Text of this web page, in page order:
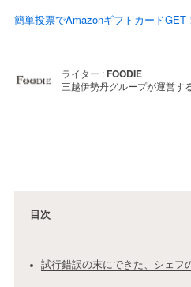
簡単投票でAmazonギフトカードGET
ライター : FOODIE
三越伊勢丹グループが運営す
目次
試行錯誤の末にできた、シェフ